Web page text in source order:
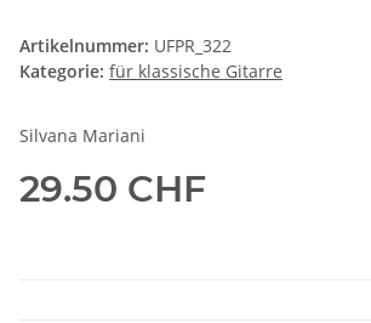
Artikelnummer: UFPR_322
Kategorie: für klassische Gitarre
Silvana Mariani
29.50 CHF